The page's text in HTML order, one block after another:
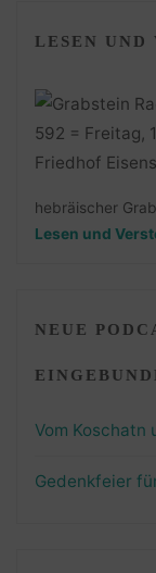
LESEN UND
hebräischer
Lesen und
NEUE
Vom Koschatn
Gedenkfeier